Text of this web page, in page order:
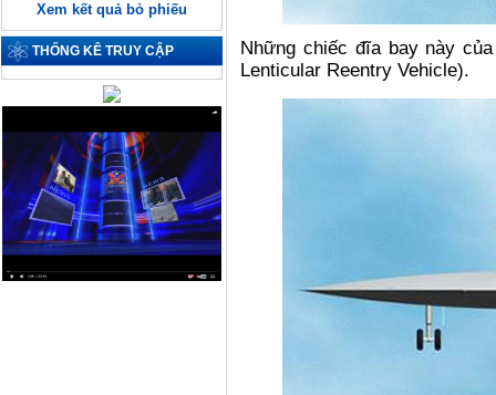
Xem kết quả bỏ phiếu
THỐNG KÊ TRUY CẬP
Những chiếc đĩa bay này
Lenticular Reentry Vehicle).